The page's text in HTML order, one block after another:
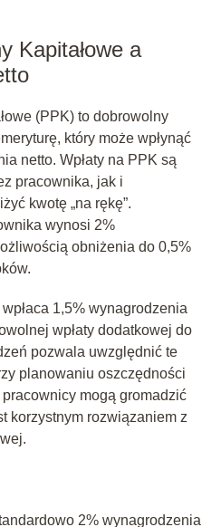
Kapitałowe a
(PPK) to dobrowolny
który może wpłynąć
netto. Wpłaty na PPK są
pracownika, jak i
kwotę „na rękę”.
wynosi 2%
obniżenia do 0,5%
1,5% wynagrodzenia
wpłaty dodatkowej do
pozwala uwzględnić te
planowaniu oszczędności
mogą gromadzić
korzystnym rozwiązaniem z
2% wynagrodzenia